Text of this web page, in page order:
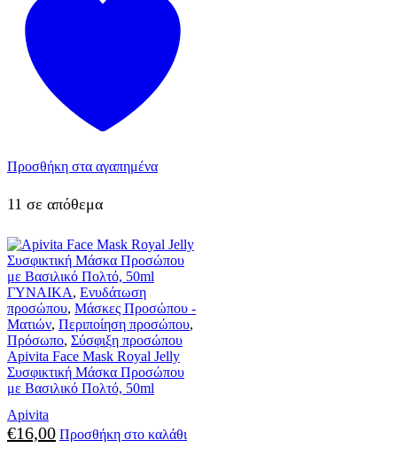
Προσθήκη στα αγαπημένα
11 σε απόθεμα
ΓΥΝΑΙΚΑ, Ενυδάτωση
προσώπου, Μάσκες Προσώπου -
Ματιών, Περιποίηση προσώπου,
Πρόσωπο, Σύσφιξη προσώπου
Apivita Face Mask Royal Jelly
Συσφικτική Μάσκα Προσώπου
με Βασιλικό Πολτό, 50ml
Apivita
€16,00 Προσθήκη στο καλάθι